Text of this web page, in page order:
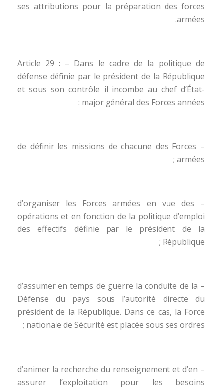
ses attributions pour la préparation des forces
armées.
Article 29 : – Dans le cadre de la politique de
défense définie par le président de la République
et sous son contrôle il incombe au chef d’État-
major général des Forces années :
– de définir les missions de chacune des Forces
armées ;
– d’organiser les Forces armées en vue des
opérations et en fonction de la politique d’emploi
des effectifs définie par le président de la
République ;
– d’assumer en temps de guerre la conduite de la
Défense du pays sous l’autorité directe du
président de la République. Dans ce cas, la Force
nationale de Sécurité est placée sous ses ordres ;
– d’animer la recherche du renseignement et d’en
assurer l’exploitation pour les besoins